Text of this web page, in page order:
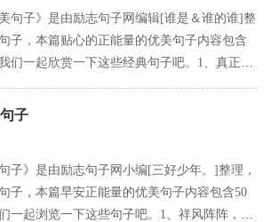
句子》是由励志句子网编辑[谁是＆谁的谁]整
子，本篇贴心的正能量的优美句子内容包含
们一起欣赏一下这些经典句子吧。1、真正爱
要，他会直接把那个东西放在你手里。2、我
妈一样的疼我3、如果有一天你被混混堵…
子
子》是由励志句子网小编[三好少年。]整理，
子，本篇早安正能量的优美句子内容包含50
一起浏览一下这些句子吧。1、祥风阵阵，福